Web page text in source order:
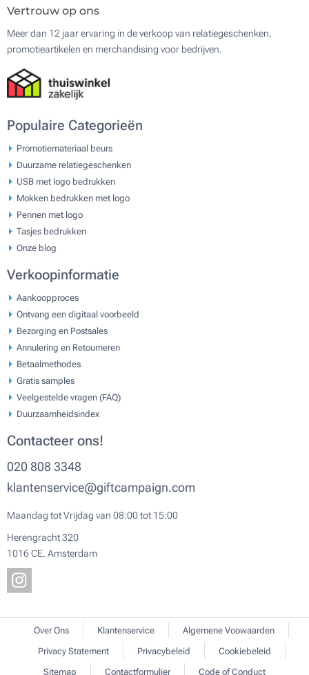
Vertrouw op ons
Meer dan 12 jaar ervaring in de verkoop van relatiegeschenken,
promotieartikelen en merchandising voor bedrijven.
Populaire Categorieën
Promotiemateriaal beurs
Duurzame relatiegeschenken
USB met logo bedrukken
Mokken bedrukken met logo
Pennen met logo
Tasjes bedrukken
Onze blog
Verkoopinformatie
Aankoopproces
Ontvang een digitaal voorbeeld
Bezorging en Postsales
Annulering en Retourneren
Betaalmethodes
Gratis samples
Veelgestelde vragen (FAQ)
Duurzaamheidsindex
Contacteer ons!
020 808 3348
klantenservice@giftcampaign.com
Maandag tot Vrijdag van 08:00 tot 15:00
Herengracht 320
1016 CE, Amsterdam
Over Ons Klantenservice
Algemene Voowaarden
Privacy Statement
Privacybeleid
Cookiebeleid
Sitemap
Contactformulier Code of Conduct